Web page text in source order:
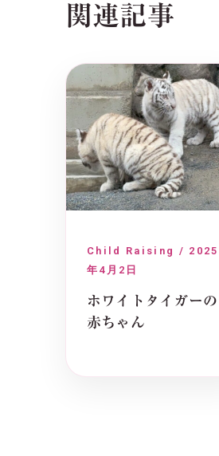
関連記事
Child Raising / 2025
年4月2日
ホワイトタイガーの
赤ちゃん